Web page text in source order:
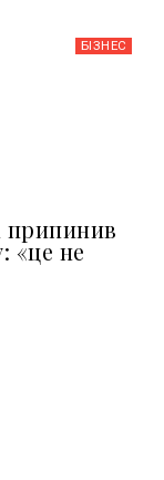
БІЗНЕС
припинив
«це не